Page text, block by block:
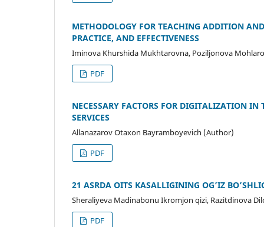
METHODOLOGY FOR TEACHING ADDITION
PRACTICE, AND EFFECTIVENESS
Iminova Khurshida Mukhtarovna, Poziljonova
PDF
NECESSARY FACTORS FOR DIGITALIZATION
SERVICES
Allanazarov Otaxon Bayramboyevich (Author)
PDF
21 ASRDA OITS KASALLIGINING OG’IZ
Sheraliyeva Madinabonu Ikromjon qizi, Razitdinova
PDF